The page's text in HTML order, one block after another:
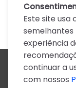
A
B C D
Este site usa
experiência
continuar a
com nossos